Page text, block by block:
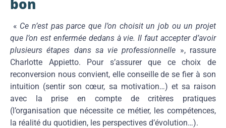
bon
« Ce n’est pas parce que l’on choisit un job ou un projet
que l’on est enfermée dedans à vie. Il faut accepter d’avoir
plusieurs étapes dans sa vie professionnelle », rassure
Charlotte Appietto. Pour s’assurer que ce choix de
reconversion nous convient, elle conseille de se fier à son
intuition (sentir son cœur, sa motivation…) et sa raison
avec la prise en compte de critères pratiques
(l’organisation que nécessite ce métier, les compétences,
la réalité du quotidien, les perspectives d’évolution…).